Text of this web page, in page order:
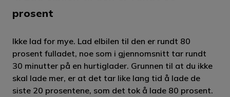
prosent
Ikke lad for mye. Lad elbilen til den er rundt 80
prosent fulladet, noe som i gjennomsnitt tar rundt
30 minutter på en hurtiglader. Grunnen til at du ikke
skal lade mer, er at det tar like lang tid å lade de
siste 20 prosentene, som det tok å lade 80 prosent.